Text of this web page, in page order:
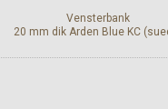
Vensterbank
20 mm dik Arden Blue KC